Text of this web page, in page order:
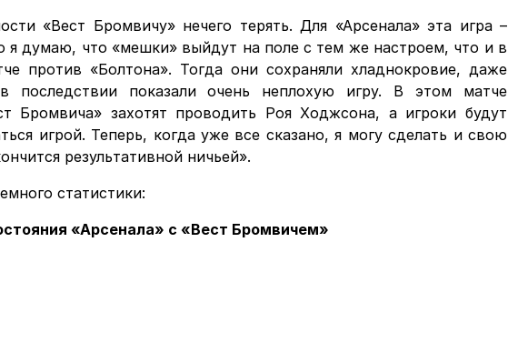
«Вест Бромвичу» нечего терять. Для «Арсенала» эта игра –
я думаю, что «мешки» выйдут на поле с тем же настроем, что и в
против «Болтона». Тогда они сохраняли хладнокровие, даже
последствии показали очень неплохую игру. В этом матче
Бромвича» захотят проводить Роя Ходжсона, а игроки будут
игрой. Теперь, когда уже все сказано, я могу сделать и свою
результативной ничьей».
статистики:
«Арсенала» с «Вест Бромвичем»